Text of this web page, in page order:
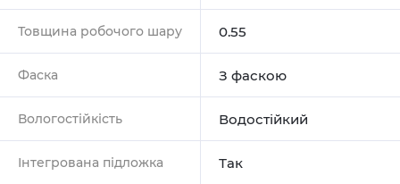
Товщина робочого шару 0.55
Фаска З фаскою
Вологостійкість Водостійкий
Інтегрована підложка Так